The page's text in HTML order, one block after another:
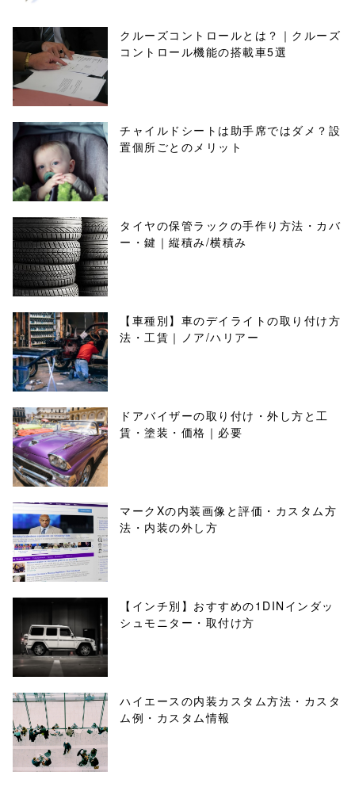
クルーズコントロールとは？｜クルーズ
コントロール機能の搭載車5選
チャイルドシートは助手席ではダメ？設
置個所ごとのメリット
タイヤの保管ラックの手作り方法・カバ
ー・鍵｜縦積み/横積み
【車種別】車のデイライトの取り付け方
法・工賃｜ノア/ハリアー
ドアバイザーの取り付け・外し方と工
賃・塗装・価格｜必要
マークXの内装画像と評価・カスタム方
法・内装の外し方
【インチ別】おすすめの1DINインダッ
シュモニター・取付け方
ハイエースの内装カスタム方法・カスタ
ム例・カスタム情報